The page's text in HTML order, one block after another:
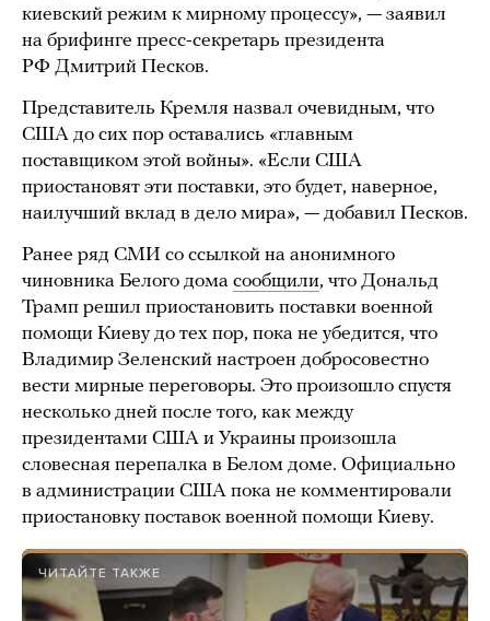
киевский режим к мирному процессу», — заявил
на брифинге пресс-секретарь президента
РФ Дмитрий Песков.
Представитель Кремля назвал очевидным, что
США до сих пор оставались «главным
поставщиком этой войны». «Если США
приостановят эти поставки, это будет, наверное,
наилучший вклад в дело мира», — добавил Песков.
Ранее ряд СМИ со ссылкой на анонимного
чиновника Белого дома сообщили, что Дональд
Трамп решил приостановить поставки военной
помощи Киеву до тех пор, пока не убедится, что
Владимир Зеленский настроен добросовестно
вести мирные переговоры. Это произошло спустя
несколько дней после того, как между
президентами США и Украины произошла
словесная перепалка в Белом доме. Официально
в администрации США пока не комментировали
приостановку поставок военной помощи Киеву.
ЧИТАЙТЕ ТАКЖЕ